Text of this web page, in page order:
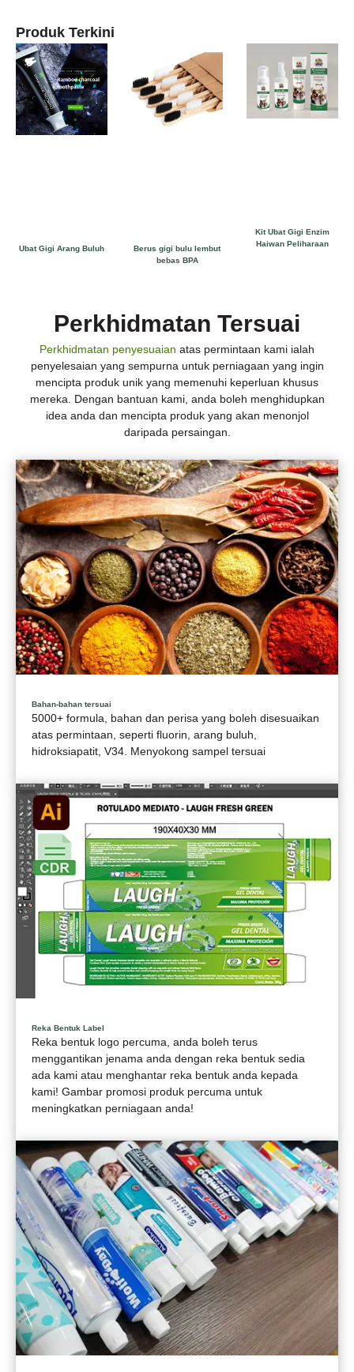
Produk Terkini
Ubat Gigi Arang Buluh
Berus gigi bulu lembut
bebas BPA
Kit Ubat Gigi Enzim
Haiwan Peliharaan
Perkhidmatan Tersuai
Perkhidmatan penyesuaian atas permintaan kami ialah
penyelesaian yang sempurna untuk perniagaan yang ingin
mencipta produk unik yang memenuhi keperluan khusus
mereka. Dengan bantuan kami, anda boleh menghidupkan
idea anda dan mencipta produk yang akan menonjol
daripada persaingan.
Bahan-bahan tersuai
5000+ formula, bahan dan perisa yang boleh disesuaikan
atas permintaan, seperti fluorin, arang buluh,
hidroksiapatit, V34. Menyokong sampel tersuai
Reka Bentuk Label
Reka bentuk logo percuma, anda boleh terus
menggantikan jenama anda dengan reka bentuk sedia
ada kami atau menghantar reka bentuk anda kepada
kami! Gambar promosi produk percuma untuk
meningkatkan perniagaan anda!